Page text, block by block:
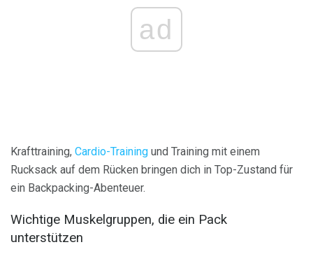
ad
Krafttraining, Cardio-Training und Training mit einem
Rucksack auf dem Rücken bringen dich in Top-Zustand für
ein Backpacking-Abenteuer.
Wichtige Muskelgruppen, die ein Pack
unterstützen